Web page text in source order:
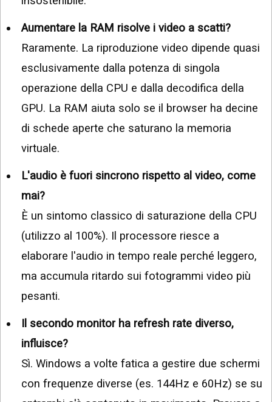
Aumentare la RAM risolve i video a scatti?
Raramente. La riproduzione video dipende quasi
esclusivamente dalla potenza di singola
operazione della CPU e dalla decodifica della
GPU. La RAM aiuta solo se il browser ha decine
di schede aperte che saturano la memoria
virtuale.
L'audio è fuori sincrono rispetto al video, come
mai?
È un sintomo classico di saturazione della CPU
(utilizzo al 100%). Il processore riesce a
elaborare l'audio in tempo reale perché leggero,
ma accumula ritardo sui fotogrammi video più
pesanti.
Il secondo monitor ha refresh rate diverso,
influisce?
Sì. Windows a volte fatica a gestire due schermi
con frequenze diverse (es. 144Hz e 60Hz) se su